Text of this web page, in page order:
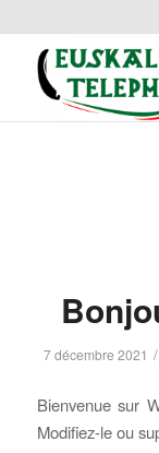
7 décembre 2021 /
Bienvenue sur
Modifiez-le ou